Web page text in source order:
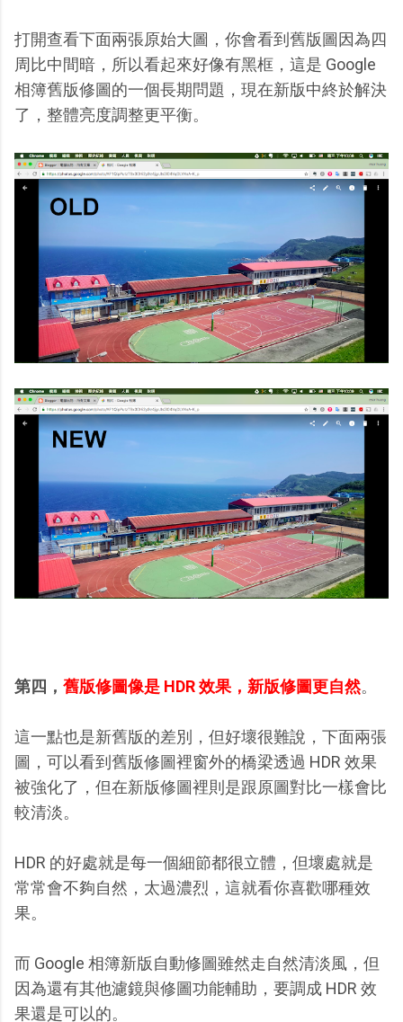
打開查看下面兩張原始大圖，你會看到舊版圖因為四
周比中間暗，所以看起來好像有黑框，這是 Google
相簿舊版修圖的一個長期問題，現在新版中終於解決
了，整體亮度調整更平衡。
第四， 舊版修圖像是 HDR 效果，新版修圖更自然。
這一點也是新舊版的差別，但好壞很難說，下面兩張
圖，可以看到舊版修圖裡窗外的橋梁透過 HDR 效果
被強化了，但在新版修圖裡則是跟原圖對比一樣會比
較清淡。
HDR 的好處就是每一個細節都很立體，但壞處就是
常常會不夠自然，太過濃烈，這就看你喜歡哪種效
果。
而 Google 相簿新版自動修圖雖然走自然清淡風，但
因為還有其他濾鏡與修圖功能輔助，要調成 HDR 效
果還是可以的。